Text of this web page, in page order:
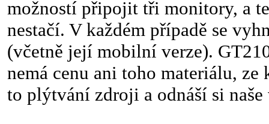
možností připojit tři monitory, a
nestačí. V každém případě se
(včetně její mobilní verze).
nemá cenu ani toho materiálu, ze
to plýtvání zdroji a odnáší si naše